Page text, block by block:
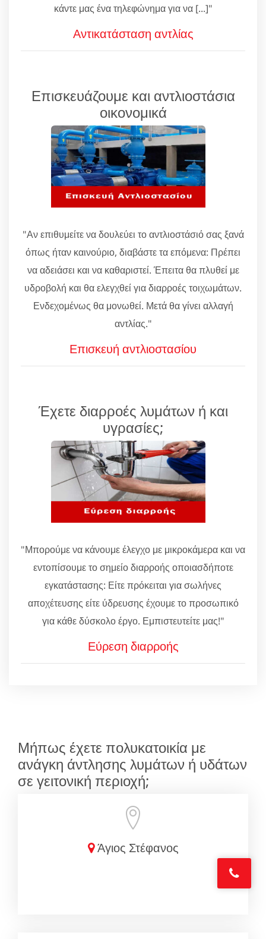
κάντε μας ένα τηλεφώνημα για να [...]"
Αντικατάσταση αντλίας
Επισκευάζουμε και αντλιοστάσια
οικονομικά
"Αν επιθυμείτε να δουλεύει το αντλιοστάσιό σας ξανά
όπως ήταν καινούριο, διαβάστε τα επόμενα: Πρέπει
να αδειάσει και να καθαριστεί. Έπειτα θα πλυθεί με
υδροβολή και θα ελεγχθεί για διαρροές τοιχωμάτων.
Ενδεχομένως θα μονωθεί. Μετά θα γίνει αλλαγή
αντλίας."
Επισκευή αντλιοστασίου
Έχετε διαρροές λυμάτων ή και
υγρασίες;
"Μπορούμε να κάνουμε έλεγχο με μικροκάμερα και να
εντοπίσουμε το σημείο διαρροής οποιασδήποτε
εγκατάστασης: Είτε πρόκειται για σωλήνες
αποχέτευσης είτε ύδρευσης έχουμε το προσωπικό
για κάθε δύσκολο έργο. Εμπιστευτείτε μας!"
Εύρεση διαρροής
Μήπως έχετε πολυκατοικία με
ανάγκη άντλησης λυμάτων ή υδάτων
σε γειτονική περιοχή;
Άγιος Στέφανος